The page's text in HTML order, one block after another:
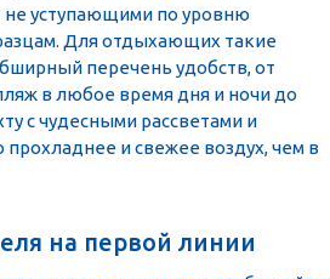
уступающими по уровню
Для отдыхающих такие
перечень удобств, от
в любое время дня и ночи до
с чудесными рассветами и
прохладнее и свежее воздух, чем в
на первой линии